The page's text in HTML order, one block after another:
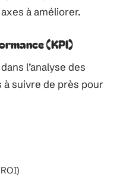
à améliorer.
(KPI)
l’analyse des
suivre de près pour